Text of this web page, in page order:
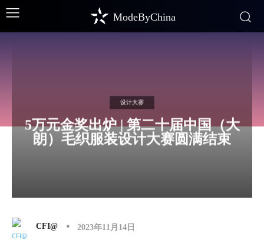
ModeByChina
设计大赛
5万元金奖出炉 | 第二十届中国（大
朗）毛织服装设计大赛圆满结束
CFI@ 2023年11月14日